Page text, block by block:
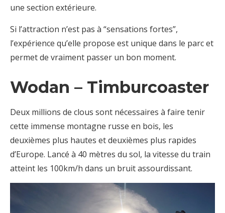
une section extérieure.
Si l’attraction n’est pas à “sensations fortes”,
l’expérience qu’elle propose est unique dans le parc et
permet de vraiment passer un bon moment.
Wodan – Timburcoaster
Deux millions de clous sont nécessaires à faire tenir
cette immense montagne russe en bois, les
deuxièmes plus hautes et deuxièmes plus rapides
d’Europe. Lancé à 40 mètres du sol, la vitesse du train
atteint les 100km/h dans un bruit assourdissant.